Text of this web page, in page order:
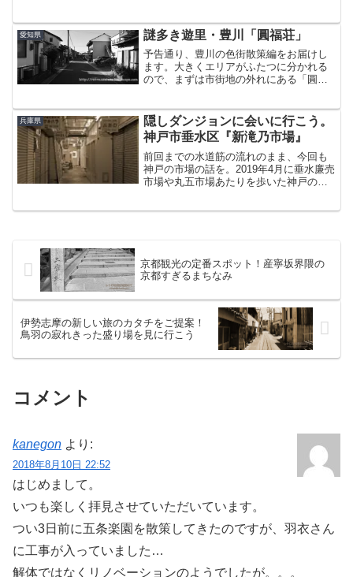
とまでは知っている方も多いと思う。と
なれば、「じゃあ、当時の建...
愛知県 謎多き遊里・豊川「圓福荘」
予告通り、豊川の色街散策編をお届けし
ます。大きくエリアがふたつに分かれる
ので、まずは市街地の外れにある「圓福
先にこっちを見に来たというオチ。分か
りづらいところにあるので...
兵庫県
隠しダンジョンに会いに行こう。
神戸市垂水区『新滝乃市場』
前回までの水道筋の流れのまま、今回も
神戸の市場の話を。2019年4月に垂水廉売
市場や丸五市場あたりを歩いた神戸の市
京都観光の定番スポット！産寧坂界隈の
京都すぎるまちなみ
伊勢志摩の新しい旅のカタチをご提案！
鳥羽の寂れきった盛り場を見に行こう
コメント
kanegon より:
2018年8月10日 22:52
はじめまして。
いつも楽しく拝見させていただいています。
つい3日前に五条楽園を散策してきたのですが、羽衣さん
に工事が入っていました…
解体ではなくリノベーションのようでしたが。。。